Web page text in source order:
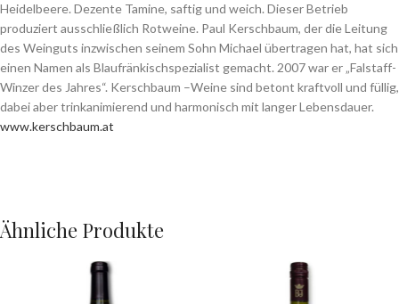
Heidelbeere. Dezente Tamine, saftig und weich. Dieser Betrieb
produziert ausschließlich Rotweine. Paul Kerschbaum, der die Leitung
des Weinguts inzwischen seinem Sohn Michael übertragen hat, hat sich
einen Namen als Blaufränkischspezialist gemacht. 2007 war er „Falstaff-
Winzer des Jahres“. Kerschbaum –Weine sind betont kraftvoll und füllig,
dabei aber trinkanimierend und harmonisch mit langer Lebensdauer.
www.kerschbaum.at
Ähnliche Produkte